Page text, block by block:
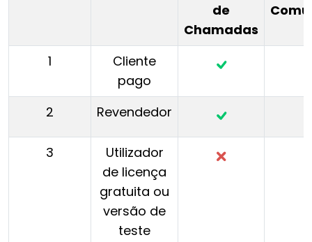
de
Chamadas
1
Cliente
pago
2
Revendedor
3
Utilizador
de licença
gratuita ou
versão de
teste